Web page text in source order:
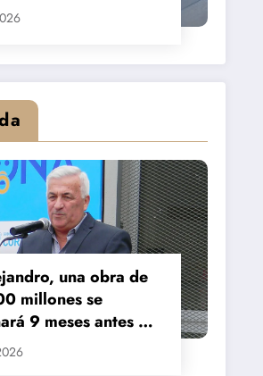
una obra de
millones se
9 meses antes de